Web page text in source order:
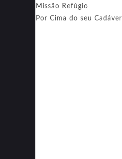
Missão Refúgio
Por Cima do seu Cadáver